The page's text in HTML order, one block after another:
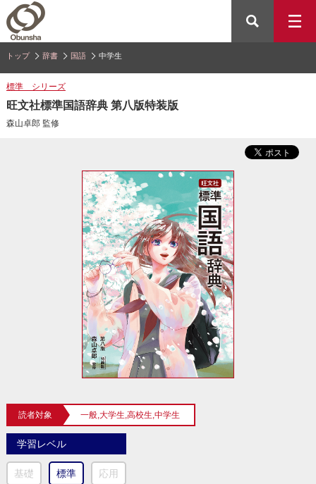
トップ 辞書 国語 中学生
標準 シリーズ
旺文社標準国語辞典 第八版特装版
森山卓郎 監修
読者対象 一般,大学生,高校生,中学生
学習レベル
基礎 標準 応用